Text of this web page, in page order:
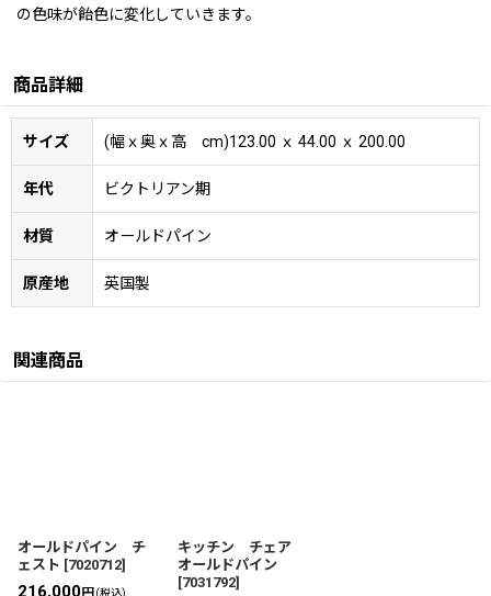
の色味が飴色に変化していきます。
商品詳細
サイズ (幅ｘ奥ｘ高 cm)123.00 ｘ 44.00 ｘ 200.00
年代 ビクトリアン期
材質 オールドパイン
原産地 英国製
関連商品
オールドパイン チ
ェスト [7020712]
216,000円(税込)
キッチン チェア
オールドパイン
[7031792]